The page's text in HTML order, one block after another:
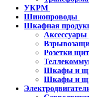
УКРМ
Шинопроводы
Шкафная
Розетки
Шкафы и
Шкафы и